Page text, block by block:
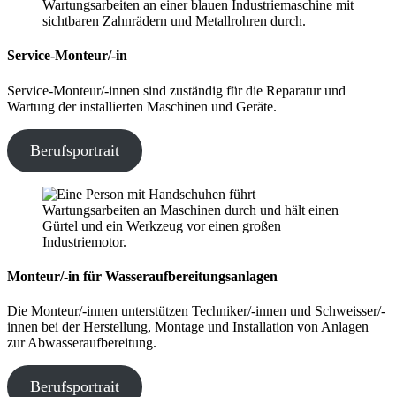
Service-Monteur/-in
Service-Monteur/-innen sind zuständig für die Reparatur und
Wartung der installierten Maschinen und Geräte.
Berufsportrait
Monteur/-in für Wasseraufbereitungsanlagen
Die Monteur/-innen unterstützen Techniker/-innen und Schweisser/-
innen bei der Herstellung, Montage und Installation von Anlagen
zur Abwasseraufbereitung.
Berufsportrait